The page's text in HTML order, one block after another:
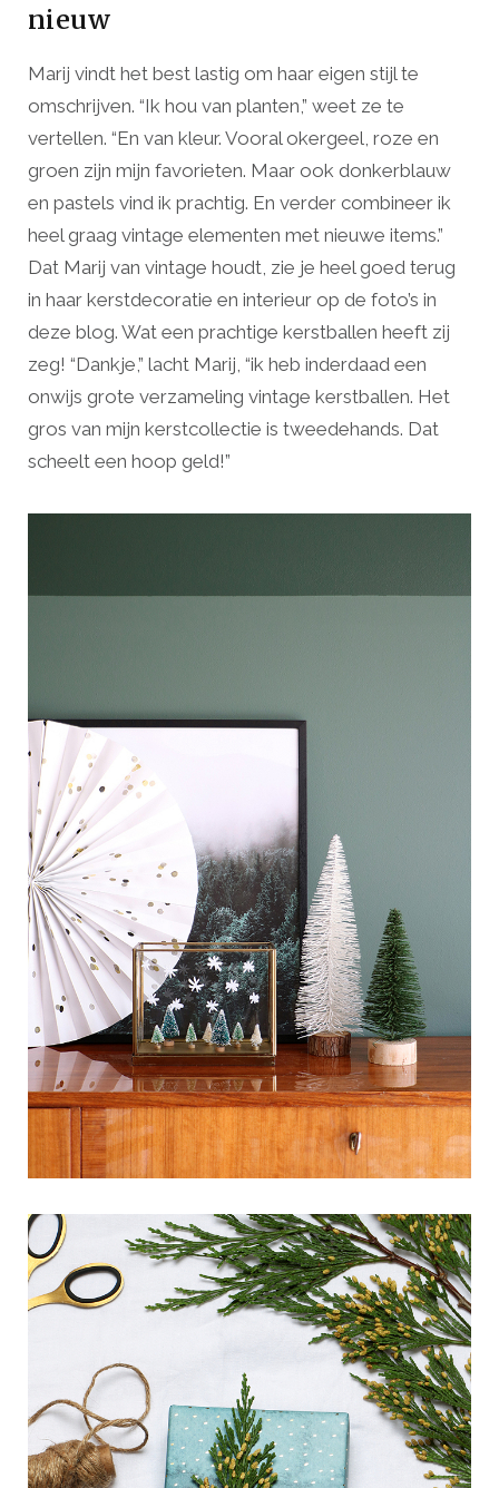
nieuw
Marij vindt het best lastig om haar eigen stijl te
omschrijven. “Ik hou van planten,” weet ze te
vertellen. “En van kleur. Vooral okergeel, roze en
groen zijn mijn favorieten. Maar ook donkerblauw
en pastels vind ik prachtig. En verder combineer ik
heel graag vintage elementen met nieuwe items.”
Dat Marij van vintage houdt, zie je heel goed terug
in haar kerstdecoratie en interieur op de foto’s in
deze blog. Wat een prachtige kerstballen heeft zij
zeg! “Dankje,” lacht Marij, “ik heb inderdaad een
onwijs grote verzameling vintage kerstballen. Het
gros van mijn kerstcollectie is tweedehands. Dat
scheelt een hoop geld!”